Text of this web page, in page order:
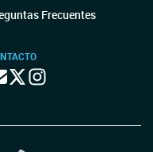
Frecuentes